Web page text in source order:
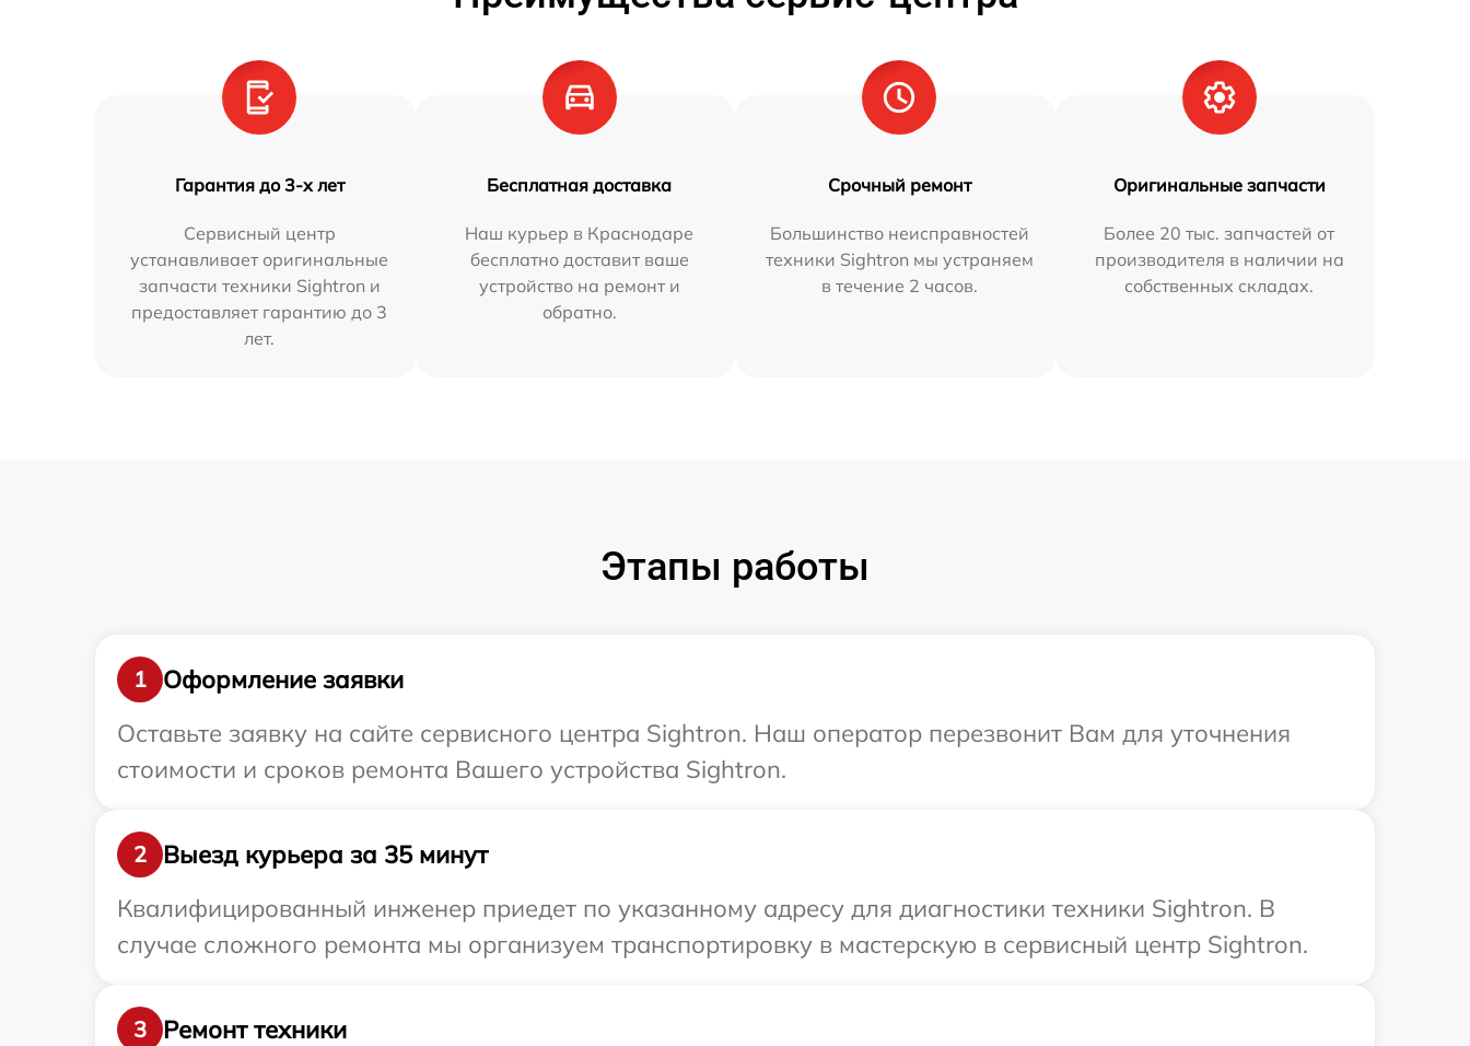
Гарантия до 3-х лет
Сервисный центр
устанавливает оригинальные
запчасти техники Sightron и
предоставляет гарантию до 3
лет.
Бесплатная доставка
Наш курьер в Краснодаре
бесплатно доставит ваше
устройство на ремонт и
обратно.
Срочный ремонт
Большинство неисправностей
техники Sightron мы устраняем
в течение 2 часов.
Оригинальные запчасти
Более 20 тыс. запчастей от
производителя в наличии на
собственных складах.
Этапы работы
1
Оформление заявки
Оставьте заявку на сайте сервисного центра Sightron. Наш оператор перезвонит Вам для уточнения
стоимости и сроков ремонта Вашего устройства Sightron.
2
Выезд курьера за 35 минут
Квалифицированный инженер приедет по указанному адресу для диагностики техники Sightron. В
случае сложного ремонта мы организуем транспортировку в мастерскую в сервисный центр Sightron.
3
Ремонт техники